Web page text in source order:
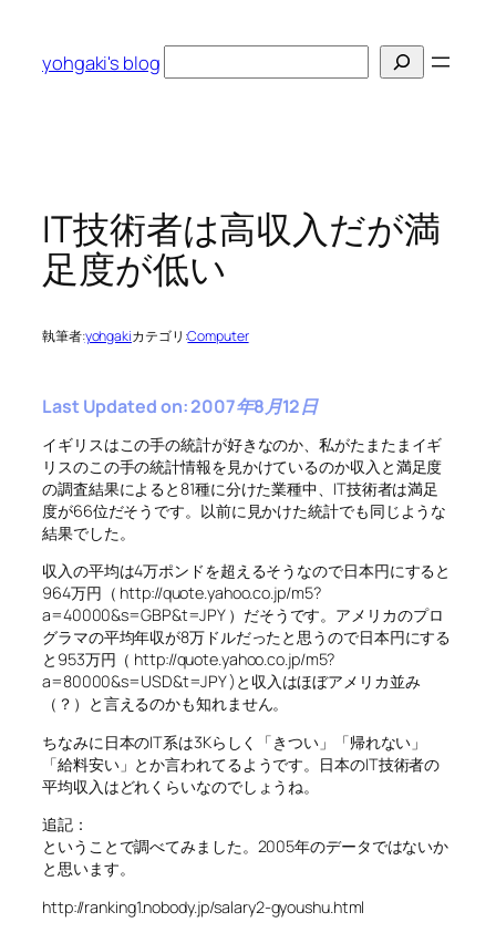
yohgaki's blog
索
IT技術者は高収入だが満
足度が低い
執筆者:yohgakiカテゴリ:Computer
Last Updated on: 2007年8月12日
イギリスはこの手の統計が好きなのか、私がたまたまイギ
リスのこの手の統計情報を見かけているのか収入と満足度
の調査結果によると81種に分けた業種中、IT技術者は満足
度が66位だそうです。以前に見かけた統計でも同じような
結果でした。
収入の平均は4万ポンドを超えるそうなので日本円にすると
964万円（ http://quote.yahoo.co.jp/m5?
a=40000&s=GBP&t=JPY ）だそうです。アメリカのプロ
グラマの平均年収が8万ドルだったと思うので日本円にする
と953万円（ http://quote.yahoo.co.jp/m5?
a=80000&s=USD&t=JPY )と収入はほぼアメリカ並み
（？）と言えるのかも知れません。
ちなみに日本のIT系は3Kらしく「きつい」「帰れない」
「給料安い」とか言われてるようです。日本のIT技術者の
平均収入はどれくらいなのでしょうね。
追記：
ということで調べてみました。2005年のデータではないか
と思います。
http://ranking1.nobody.jp/salary2-gyoushu.html